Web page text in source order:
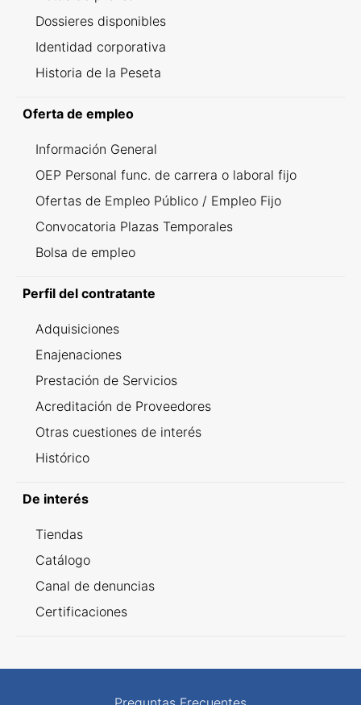
Dossieres disponibles
Identidad corporativa
Historia de la Peseta
Oferta de empleo
Información General
OEP Personal func. de carrera o laboral fijo
Ofertas de Empleo Público / Empleo Fijo
Convocatoria Plazas Temporales
Bolsa de empleo
Perfil del contratante
Adquisiciones
Enajenaciones
Prestación de Servicios
Acreditación de Proveedores
Otras cuestiones de interés
Histórico
De interés
Tiendas
Catálogo
Canal de denuncias
Certificaciones